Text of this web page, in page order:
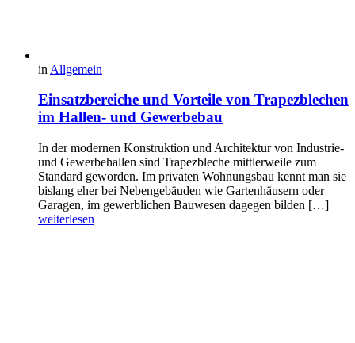
in Allgemein
Einsatzbereiche und Vorteile von Trapezblechen
im Hallen- und Gewerbebau
In der modernen Konstruktion und Architektur von Industrie-
und Gewerbehallen sind Trapezbleche mittlerweile zum
Standard geworden. Im privaten Wohnungsbau kennt man sie
bislang eher bei Nebengebäuden wie Gartenhäusern oder
Garagen, im gewerblichen Bauwesen dagegen bilden […]
weiterlesen